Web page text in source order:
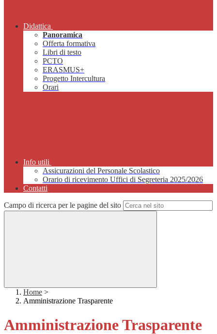
Didattica
Panoramica
Offerta formativa
Libri di testo
PCTO
ERASMUS+
Progetto Intercultura
Orari
Info utili
Assicurazioni del Personale Scolastico
Orario di ricevimento Uffici di Segreteria 2025/2026
Contatti
Campo di ricerca per le pagine del sito
Home >
Amministrazione Trasparente
Amministrazione Trasparente